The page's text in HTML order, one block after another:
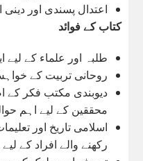
اعتدال پسندی اور
کتاب کے فوائد
طلبہ اور علماء کے لیے
روحانی تربیت کے
دیوبندی مکتب فکر کے
محققین کے لیے اہم
اسلامی تاریخ اور
رکھنے والے افراد کے لیے